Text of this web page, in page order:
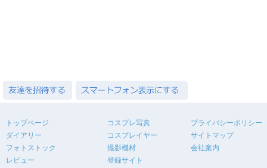
トップページ
ダイアリー
フォトストック
レビュー
コスプレ写真
コスプレイヤー
撮影機材
登録サイト
プライバシーポリシー
サイトマップ
会社案内